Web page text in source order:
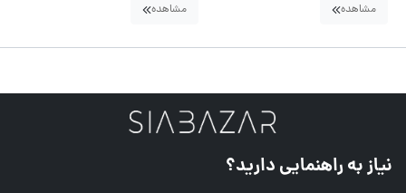
مشاهده
مشاهده
نیاز به راهنمایی دارید؟